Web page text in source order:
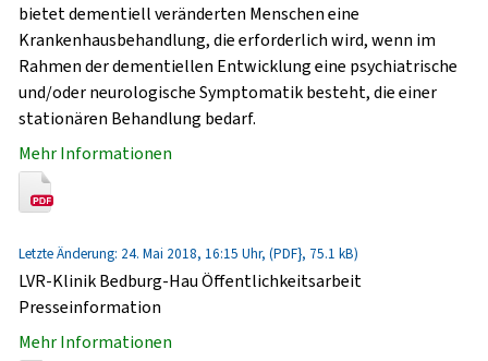
bietet dementiell veränderten Menschen eine
Krankenhausbehandlung, die erforderlich wird, wenn im
Rahmen der dementiellen Entwicklung eine psychiatrische
und/oder neurologische Symptomatik besteht, die einer
stationären Behandlung bedarf.
Mehr Informationen
Letzte Änderung: 24. Mai 2018, 16:15 Uhr, (PDF}, 75.1 kB)
LVR-Klinik Bedburg-Hau Öffentlichkeitsarbeit
Presseinformation
Mehr Informationen